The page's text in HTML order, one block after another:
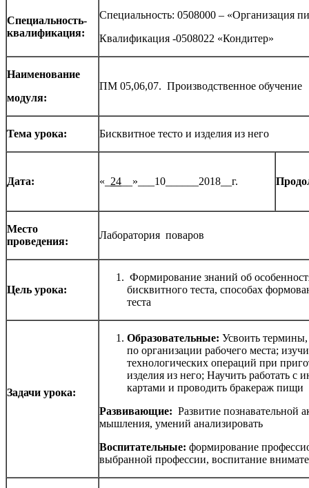
Специальность-
квалификация:
Специальность: 0508000 – «Организация
Квалификация -0508022 «Кондитер»
Наименование
модуля:
ПМ 05,06,07. Производственное обучение
Тема урока: Бисквитное тесто и изделия из него
Дата: «_ 24 __»___10______2018__г.
Место
проведения:
Лаборатория поваров
Цель урока:
Формирование знаний об
бисквитного теста, способах
теста
Задачи урока:
Образовательные: Усвоить
по организации рабочего места;
технологических операций при
изделия из него; Научить работать с
картами и проводить бракераж пищи
Развивающие: Развитие познавательной
мышления, умений анализировать
Воспитательные: формирование
выбранной профессии, воспитание